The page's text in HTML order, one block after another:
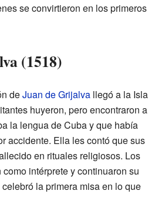
se convirtieron en los primeros
(1518)
deJuan de Grijalva llegó a la Isla
huyeron, pero encontraron a
la lengua de Cuba y que había
accidente. Ella les contó que sus
en rituales religiosos. Los
intérprete y continuaron su
la primera misa en lo que